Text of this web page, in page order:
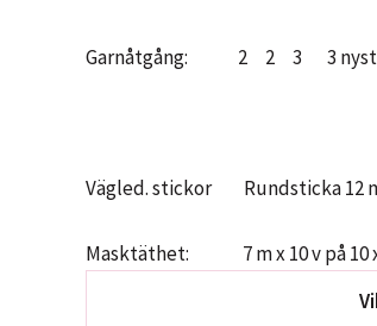
Garnåtgång: 2 2 3 3
Vägled. stickor Rundsticka 12
Masktäthet: 7 m x 10 v på 10 x